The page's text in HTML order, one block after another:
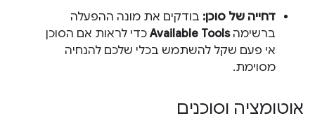
דחייה של סוכן: בודקים את מונה ההפעלה
ברשימהAvailable Toolsכדי לראות אם הסוכן
אי פעם שקל להשתמש בכלי שלכם להנחיה
מסוימת.
אוטומציה וסוכנים